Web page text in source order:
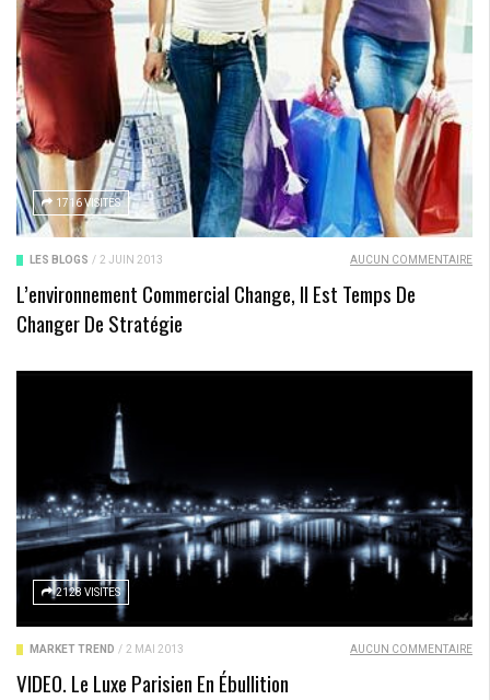
1716 VISITES
LES BLOGS / 2 JUIN 2013 AUCUN COMMENTAIRE
L’environnement Commercial Change, Il Est Temps De
Changer De Stratégie
2128 VISITES
MARKET TREND / 2 MAI 2013 AUCUN COMMENTAIRE
VIDEO. Le Luxe Parisien En Ébullition